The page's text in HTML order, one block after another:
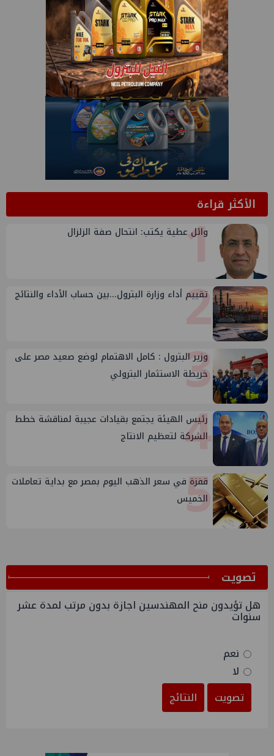
الأكثر قراءة1
وائل عطية يكتب: انتحال صفة الزلزال
2
تقييم أداء وزارة البترول...بين حساب الأداء والنتائج
3
وزير البترول : كامل الاهتمام لوضع صعيد مصر على
خريطة الاستثمار البترولي
4
رئيس الهيئة يجتمع بقيادات عجيبة لمناقشة خطط
الشركة لتعظيم الانتاج
5
قفزة في سعر الذهب اليوم بمصر مع بداية تعاملات
الخميس
ﺗﺼﻮﻳﺖ
هل تؤيدون منح المهندسين اجازة بدون مرتب لمدة عشر
سنوات
نعم
لا
تصويت
النتائج